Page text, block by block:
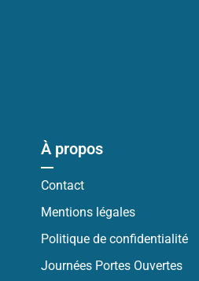
À propos
Contact
Mentions légales
Politique de confidentialité
Journées Portes Ouvertes